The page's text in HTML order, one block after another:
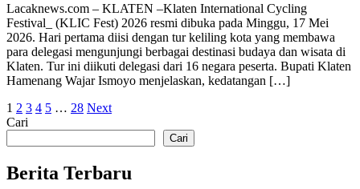
Lacaknews.com – KLATEN –Klaten International Cycling
Festival_ (KLIC Fest) 2026 resmi dibuka pada Minggu, 17 Mei
2026. Hari pertama diisi dengan tur keliling kota yang membawa
para delegasi mengunjungi berbagai destinasi budaya dan wisata di
Klaten. Tur ini diikuti delegasi dari 16 negara peserta. Bupati Klaten
Hamenang Wajar Ismoyo menjelaskan, kedatangan […]
Paginasi
pos
1 2 3 4 5 … 28 Next
Cari
Cari
Berita Terbaru